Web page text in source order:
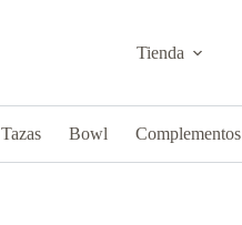
Tienda
Tazas Bowl Complementos